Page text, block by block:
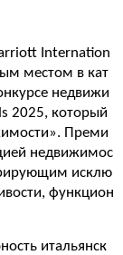
Internation
местом в кат
недвижи
2025, который
Преми
недвижимос
исклю
функцион
итальянск